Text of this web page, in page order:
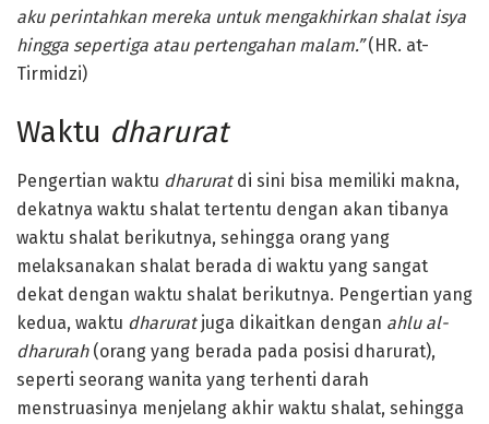
aku perintahkan mereka untuk mengakhirkan shalat isya
hingga sepertiga atau pertengahan malam.”(HR. at-
Tirmidzi)
Waktu dharurat
Pengertian waktu dharuratdi sini bisa memiliki makna,
dekatnya waktu shalat tertentu dengan akan tibanya
waktu shalat berikutnya, sehingga orang yang
melaksanakan shalat berada di waktu yang sangat
dekat dengan waktu shalat berikutnya. Pengertian yang
kedua, waktu dharuratjuga dikaitkan dengan ahlu al-
dharurah(orang yang berada pada posisi dharurat),
seperti seorang wanita yang terhenti darah
menstruasinya menjelang akhir waktu shalat, sehingga